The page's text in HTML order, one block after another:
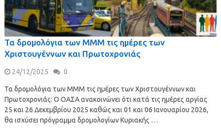
Τα δρομολόγια των ΜΜΜ τις ημέρες των
Χριστουγέννων και Πρωτοχρονιάς
24/12/2025 0
Τα δρομολόγια των ΜΜΜ τις ημέρες των Χριστουγέννων και
Πρωτοχρονιάς: Ο ΟΑΣΑ ανακοινώνει ότι κατά τις ημέρες αργίας
25 και 26 Δεκεμβρίου 2025 καθώς και 01 και 06 Ιανουαρίου 2026,
θα ισχύσει πρόγραμμα δρομολογίων Κυριακής …